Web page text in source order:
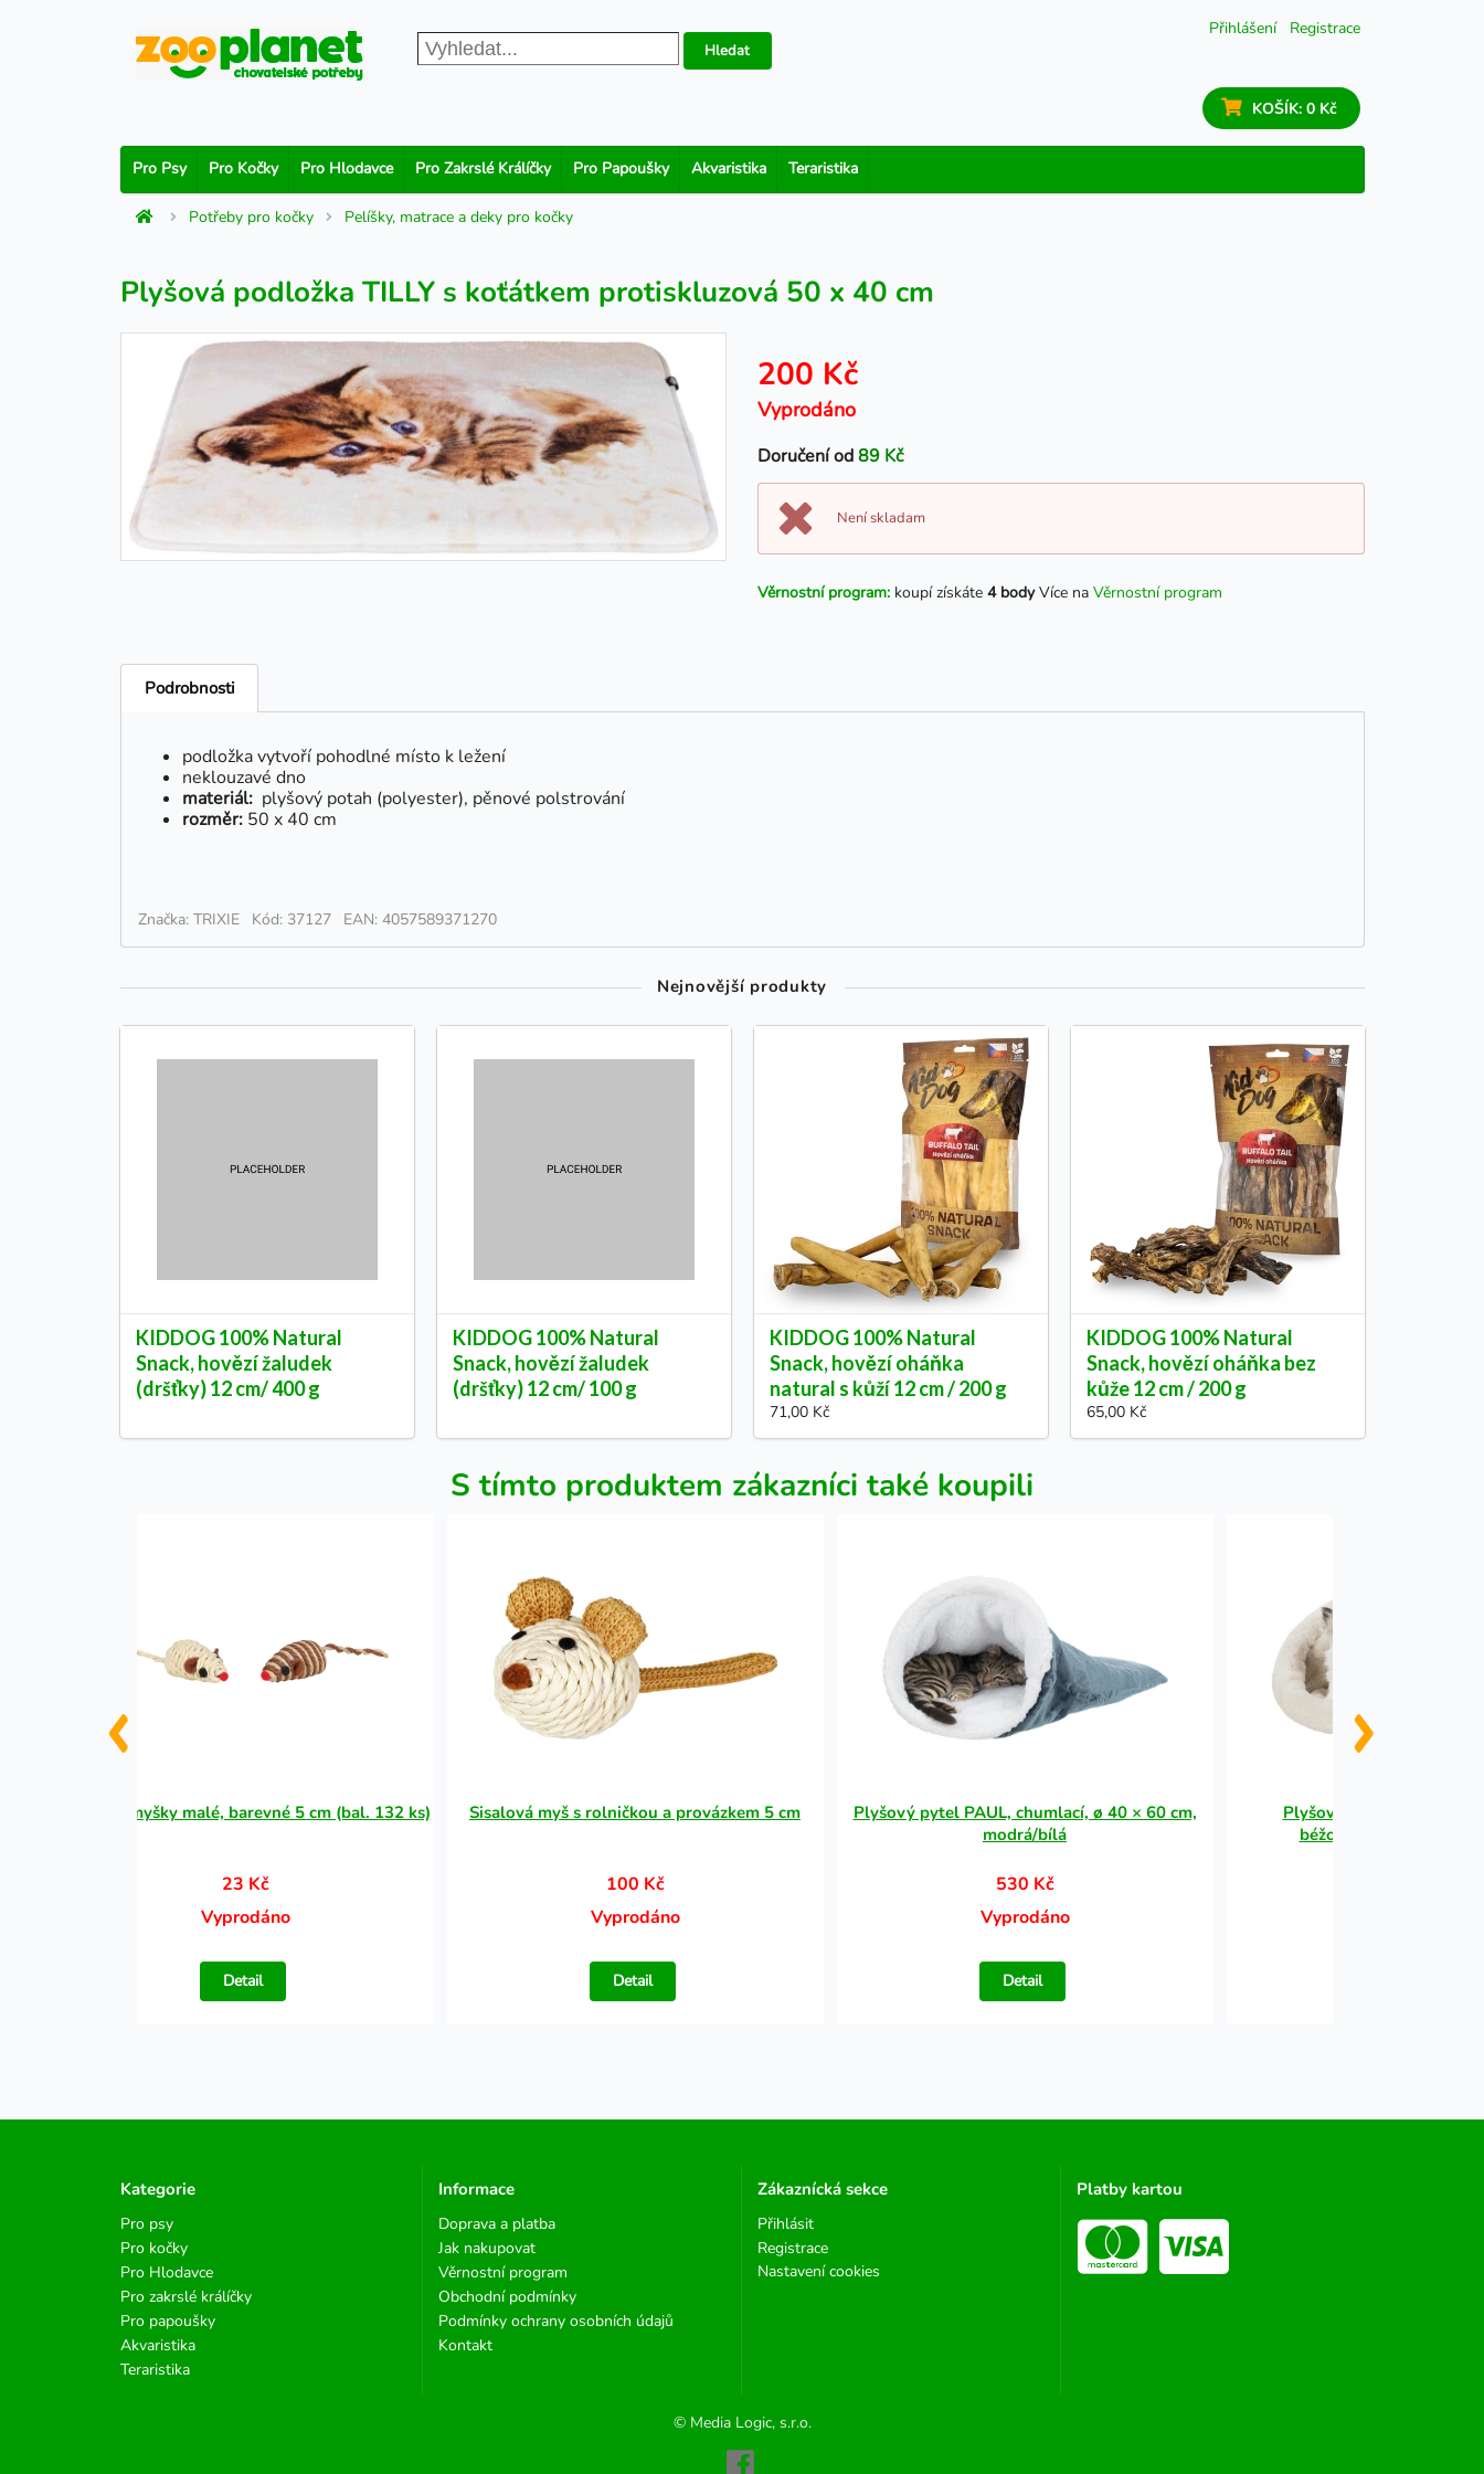
Přihlášení Registrace
Hledat
KOŠÍK: 0 Kč
Pro Psy Pro Kočky Pro Hlodavce Pro Zakrslé Králíčky Pro Papoušky Akvaristika Teraristika
Potřeby pro kočky Pelíšky, matrace a deky pro kočky
Plyšová podložka TILLY s koťátkem protiskluzová 50 x 40 cm
200 Kč
Vyprodáno
Doručení od89 Kč
Není skladam
Věrnostní program: koupí získáte 4 bodyVíce na Věrnostní program
Podrobnosti
podložka vytvoří pohodlné místo k ležení
neklouzavé dno
materiál:plyšový potah (polyester), pěnové polstrování
rozměr:50 x 40 cm
Značka: TRIXIE Kód: 37127 EAN: 4057589371270
Nejnovější produkty
KIDDOG 100% Natural
Snack, hovězí žaludek
(dršťky) 12 cm/ 400 g
KIDDOG 100% Natural
Snack, hovězí žaludek
(dršťky) 12 cm/ 100 g
KIDDOG 100% Natural
Snack, hovězí oháňka
natural s kůží 12 cm / 200 g
71,00 Kč
KIDDOG 100% Natural
Snack, hovězí oháňka bez
kůže 12 cm / 200 g
65,00 Kč
S tímto produktem zákazníci také koupili
Sisalové myšky malé, barevné 5 cm (bal. 132 ks)
23 Kč
Vyprodáno
Detail
Sisalová myš s rolničkou a provázkem 5 cm
100 Kč
Vyprodáno
Detail
Plyšový pytel PAUL, chumlací, ø 40 × 60 cm,
modrá/bílá
530 Kč
Vyprodáno
Detail
Plyšový vak AMIRA, ø 30
béžová/krémová -
Kategorie
Pro psy
Pro kočky
Pro Hlodavce
Pro zakrslé králíčky
Pro papoušky
Akvaristika
Teraristika
Informace
Doprava a platba
Jak nakupovat
Věrnostní program
Obchodní podmínky
Podmínky ochrany osobních údajů
Kontakt
Zákaznícká sekce
Přihlásit
Registrace
Nastavení cookies
Platby kartou
© Media Logic, s.r.o.